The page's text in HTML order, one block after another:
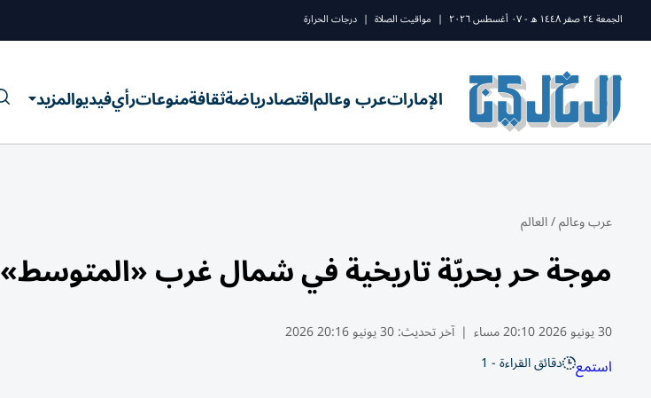
الجمعة ٢٤ صفر ١٤٤٨ ه - ٠٧ أغسطس ٢٠٢٦ | مواقيت الصلاة | درجات الحرارة
الإماراتعرب وعالماقتصادرياضةثقافةمنوعاترأيفيديوالمزيد
عرب وعالم/العالم
موجة حر بحريّة تاريخية في شمال غرب «المتوسط»
30 يونيو 2026 20:10 مساء | آخر تحديث:30 يونيو 20:16 2026
استمع دقائق القراءة - 1